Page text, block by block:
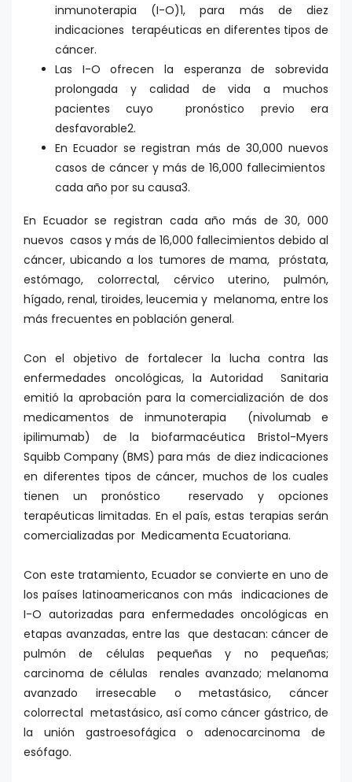
inmunoterapia (I-O)1, para más de diez
indicaciones terapéuticas en diferentes tipos de
cáncer.
Las I-O ofrecen la esperanza de sobrevida
prolongada y calidad de vida a muchos
pacientes cuyo pronóstico previo era
desfavorable2.
En Ecuador se registran más de 30,000 nuevos
casos de cáncer y más de 16,000 fallecimientos
cada año por su causa3.
En Ecuador se registran cada año más de 30, 000
nuevos casos y más de 16,000 fallecimientos debido al
cáncer, ubicando a los tumores de mama, próstata,
estómago, colorrectal, cérvico uterino, pulmón,
hígado, renal, tiroides, leucemia y melanoma, entre los
más frecuentes en población general.
Con el objetivo de fortalecer la lucha contra las
enfermedades oncológicas, la Autoridad Sanitaria
emitió la aprobación para la comercialización de dos
medicamentos de inmunoterapia (nivolumab e
ipilimumab) de la biofarmacéutica Bristol-Myers
Squibb Company (BMS) para más de diez indicaciones
en diferentes tipos de cáncer, muchos de los cuales
tienen un pronóstico reservado y opciones
terapéuticas limitadas. En el país, estas terapias serán
comercializadas por Medicamenta Ecuatoriana.
Con este tratamiento, Ecuador se convierte en uno de
los países latinoamericanos con más indicaciones de
I-O autorizadas para enfermedades oncológicas en
etapas avanzadas, entre las que destacan: cáncer de
pulmón de células pequeñas y no pequeñas;
carcinoma de células renales avanzado; melanoma
avanzado irresecable o metastásico, cáncer
colorrectal metastásico, así como cáncer gástrico, de
la unión gastroesofágica o adenocarcinoma de
esófago.